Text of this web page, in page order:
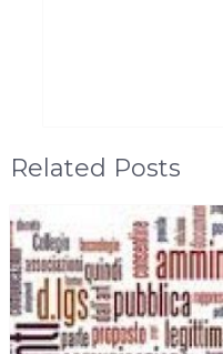
Related Posts